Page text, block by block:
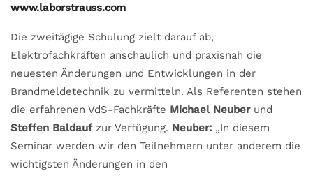
www.laborstrauss.com
Die zweitägige Schulung zielt darauf ab,
Elektrofachkräften anschaulich und praxisnah die
neuesten Änderungen und Entwicklungen in der
Brandmeldetechnik zu vermitteln. Als Referenten stehen
die erfahrenen VdS-Fachkräfte Michael Neuberund
Steffen Baldauf zur Verfügung. Neuber: „In diesem
Seminar werden wir den Teilnehmern unter anderem die
wichtigsten Änderungen in den